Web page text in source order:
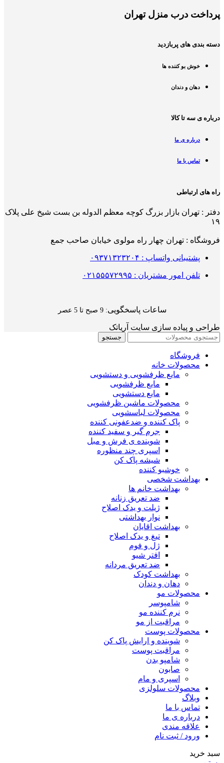
پرداخت درب منزل تهران
دسته بندی های پربازدید
خوش بو کننده ها
دهان و دندان
درباره ی سه تا کالا
درباره ی ما
تماس با ما
راه های ارتباطی
دفتر : تهران بازار بزرگ کوچه معظم الدوله بن بست شیخ علی پلاک
۱۹
فروشگاه : تهران چهار راه مولوی خیابان صاحب جمع
پشتیبانی واتساپ : ۰۹۳۷۱۳۲۳۲۰۴
تلفن امور مشتریان : ۰۲۱۵۵۵۷۲۹۹۵
ساعات پاسخگویی: 9 صبح تا 5 عصر
طراحی و پیاده سازی سایت آریاتک
جستجو
فروشگاه
محصولات خانه
مایع ظرفشویی و دستشویی
مایع ظرفشویی
مایع دستشویی
محصولات ماشین ظرفشویی
محصولات لباسشویی
پاک کننده و ضدعفونی کننده
جرم گیر و سفید کننده
شوینده ی فرش و مبل
اسپری چند منظوره
شیشه پاک کن
خوشبو کننده
بهداشت شخصی
بهداشت خانم ها
ضد تعریق زنانه
ژیلت و یدک اصلاح
نوار بهداشتی
بهداشت اقایان
تیغ و یدک اصلاح
ژل و فوم
افتر شیو
ضد تعریق مردانه
بهداشت کودک
دهان و دندان
محصولات مو
شامپوسر
نرم کننده مو
مراقبت از مو
محصولات پوست
شوینده و ارایش پاک کن
مراقبت پوست
شامپو بدن
صابون
اسپری و مام
محصولات سلولزی
وبلاگ
تماس با ما
درباره ی ما
علاقه مندی
ورود / ثبت نام
سبد خرید